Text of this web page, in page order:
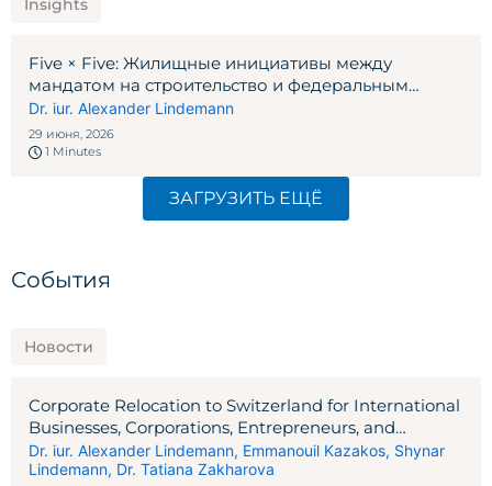
Insights
Five × Five: Жилищные инициативы между
мандатом на строительство и федеральным
правом
Dr. iur. Alexander Lindemann
29 июня, 2026
1 Minutes
ЗАГРУЗИТЬ ЕЩЁ
События
Новости
Corporate Relocation to Switzerland for International
Businesses, Corporations, Entrepreneurs, and
Investors
Dr. iur. Alexander Lindemann, Emmanouil Kazakos, Shynar
Lindemann, Dr. Tatiana Zakharova